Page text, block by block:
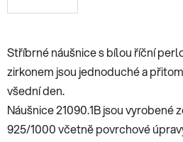
Stříbrné náušnice s bílou říční
zirkonem jsou jednoduché a
všední den.
Náušnice 21090.1B jsou vyrobené
925/1000 včetně povrchové